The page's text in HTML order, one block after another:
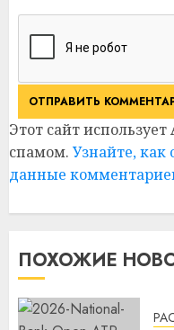
Этот сайт
спамом. Узнайте, как
данные
ПОХОЖИЕ